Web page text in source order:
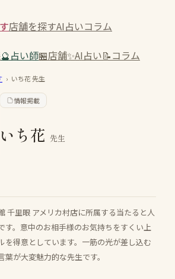
店舗を探すAI占いコラム
🔮占い師🏪店舗✨AI占い📝コラム
› いち花先生
情報掲載
いち花 先生
千里眼 アメリカ村店に所属する当たると人
す。意中のお相手様のお気持ちをすくい上
を得意としています。一筋の光が差し込む
が大変魅力的な先生です。